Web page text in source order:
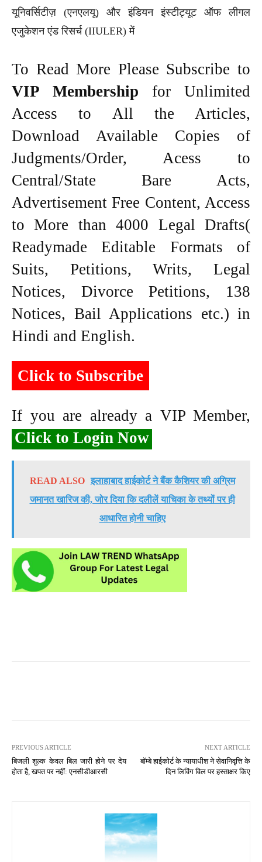
यूनिवर्सिटीज़ (एनएलयू) और इंडियन इंस्टीट्यूट ऑफ लीगल
एजुकेशन एंड रिसर्च (IIULER) में
To Read More Please Subscribe to
VIP Membership for Unlimited
Access to All the Articles,
Download Available Copies of
Judgments/Order, Acess to
Central/State Bare Acts,
Advertisement Free Content, Access
to More than 4000 Legal Drafts(
Readymade Editable Formats of
Suits, Petitions, Writs, Legal
Notices, Divorce Petitions, 138
Notices, Bail Applications etc.) in
Hindi and English.
Click to Subscribe
If you are already a VIP Member,
Click to Login Now
READ ALSO इलाहाबाद हाईकोर्ट ने बैंक कैशियर की अग्रिम
जमानत खारिज की, जोर दिया कि दलीलें याचिका के तथ्यों पर ही
आधारित होनी चाहिए
PREVIOUS ARTICLE
बिजली शुल्क केवल बिल जारी होने पर देय
होता है, खपत पर नहीं: एनसीडीआरसी
NEXT ARTICLE
बॉम्बे हाईकोर्ट के न्यायाधीश ने सेवानिवृत्ति के
दिन लिविंग विल पर हस्ताक्षर किए